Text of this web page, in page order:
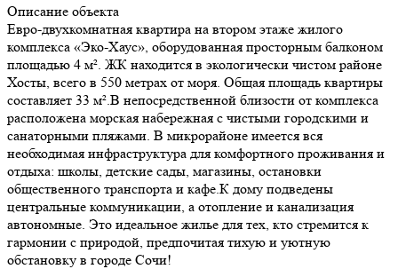
Описание объекта
Евро-двухкомнатная квартира на втором этаже жилого
комплекса «Эко-Хаус», оборудованная просторным балконом
площадью 4 м². ЖК находится в экологически чистом районе
Хосты, всего в 550 метрах от моря. Общая площадь квартиры
составляет 33 м².В непосредственной близости от комплекса
расположена морская набережная с чистыми городскими и
санаторными пляжами. В микрорайоне имеется вся
необходимая инфраструктура для комфортного проживания и
отдыха: школы, детские сады, магазины, остановки
общественного транспорта и кафе.К дому подведены
центральные коммуникации, а отопление и канализация
автономные. Это идеальное жилье для тех, кто стремится к
гармонии с природой, предпочитая тихую и уютную
обстановку в городе Сочи!